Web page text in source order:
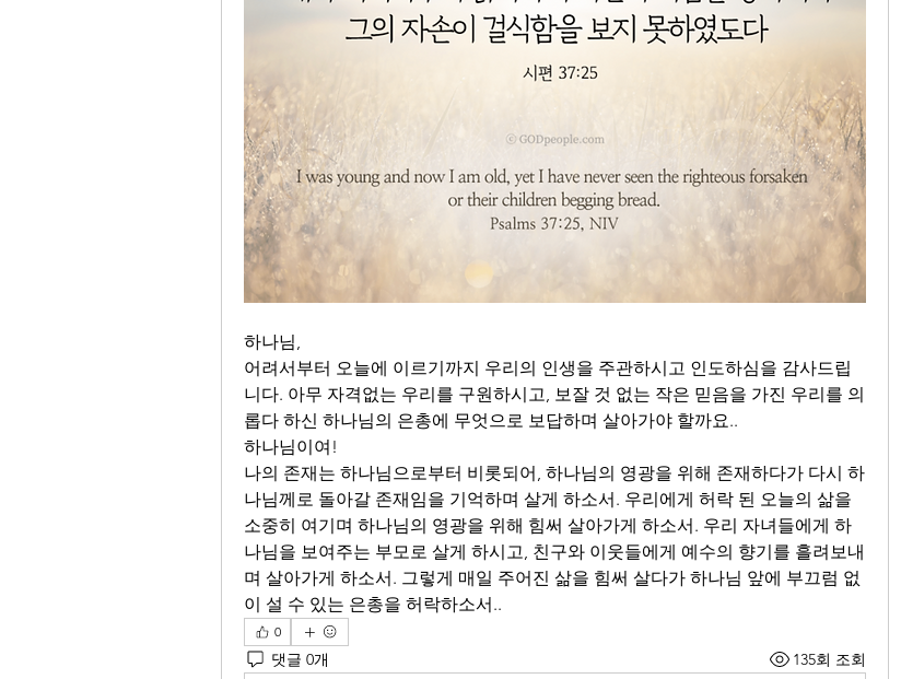
하나님,
어려서부터 오늘에 이르기까지 우리의 인생을 주관하시고 인도하심을 감사드립
니다. 아무 자격없는 우리를 구원하시고, 보잘 것 없는 작은 믿음을 가진 우리를 의
롭다 하신 하나님의 은총에 무엇으로 보답하며 살아가야 할까요..
하나님이여!
나의 존재는 하나님으로부터 비롯되어, 하나님의 영광을 위해 존재하다가 다시 하
나님께로 돌아갈 존재임을 기억하며 살게 하소서. 우리에게 허락 된 오늘의 삶을
소중히 여기며 하나님의 영광을 위해 힘써 살아가게 하소서. 우리 자녀들에게 하
나님을 보여주는 부모로 살게 하시고, 친구와 이웃들에게 예수의 향기를 흘려보내
며 살아가게 하소서. 그렇게 매일 주어진 삶을 힘써 살다가 하나님 앞에 부끄럼 없
이 설 수 있는 은총을 허락하소서..
0
댓글 0개 135회 조회